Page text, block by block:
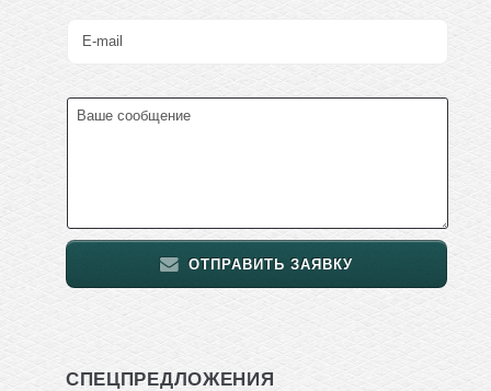
ОТПРАВИТЬ ЗАЯВКУ
СПЕЦПРЕДЛОЖЕНИЯ